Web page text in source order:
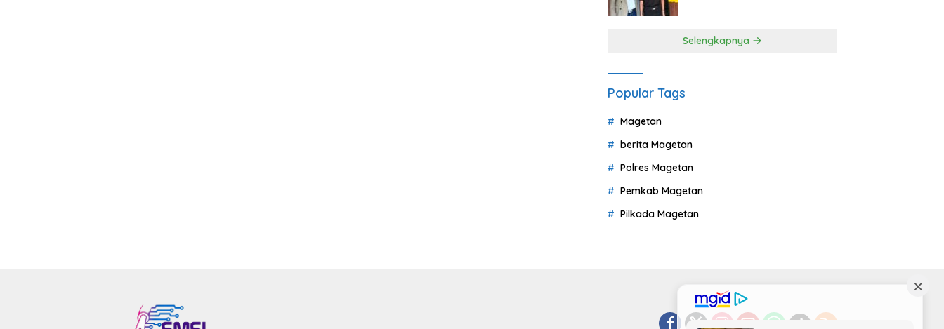
Selengkapnya
Popular Tags
Magetan
berita Magetan
Polres Magetan
Pemkab Magetan
Pilkada Magetan